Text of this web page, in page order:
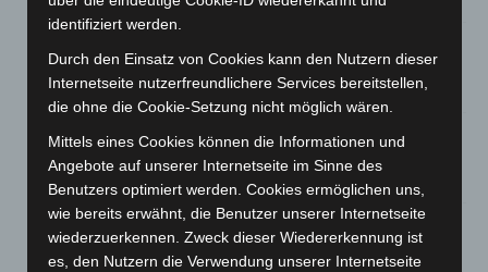
Roten Kreuz
5. August 2026
Mann läuft mit Hockeyschläger über A7 – Polizei sucht
5. August 2026
Celle: Mensch stirbt bei Bagger-Unfall auf Baustelle
5. August 2026
identifiziert werden.
Durch den Einsatz von Cookies kann den Nutzern dieser
Internetseite nutzerfreundlichere Services bereitstellen,
die ohne die Cookie-Setzung nicht möglich wären.
Mittels eines Cookies können die Informationen und
Angebote auf unserer Internetseite im Sinne des
Benutzers optimiert werden. Cookies ermöglichen uns,
wie bereits erwähnt, die Benutzer unserer Internetseite
wiederzuerkennen. Zweck dieser Wiedererkennung ist
es, den Nutzern die Verwendung unserer Internetseite